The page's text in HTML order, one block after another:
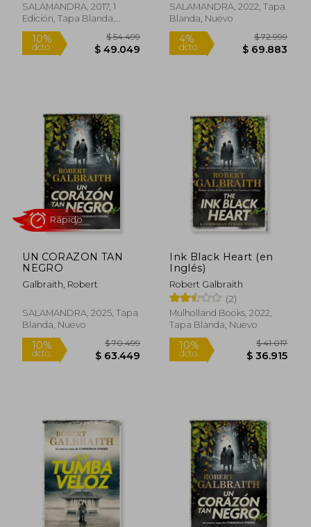
SALAMANDRA, 2017, 1
Edición, Tapa Blanda,
Nuevo
10%
dcto.
$ 54.499
$ 49.049
SALAMANDRA, 2022, Tapa
Blanda, Nuevo
4%
dcto.
UN CORAZON TAN
NEGRO
Galbraith, Robert
SALAMANDRA, 2025, Tapa
Blanda, Nuevo
10%
dcto.
$ 70.499
$ 63.449
Ink Black Heart (en
Inglés)
Robert Galbraith
(2)
Mulholland Books, 2022,
Tapa Blanda, Nuevo
10%
dcto.